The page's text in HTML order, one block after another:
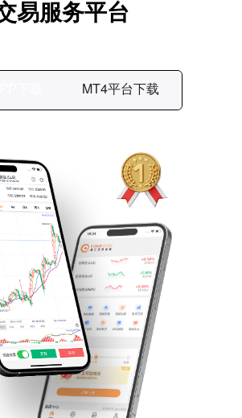
易服务平台
MT4平台下载